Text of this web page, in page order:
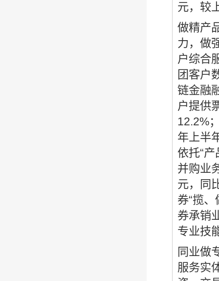
元，较
做精产
力，做
户综合
团客户
链金融
户提供
12.2%
年上半
依托“
并购业
元，同
券“揽
券承销
专业技
同业做
服务实